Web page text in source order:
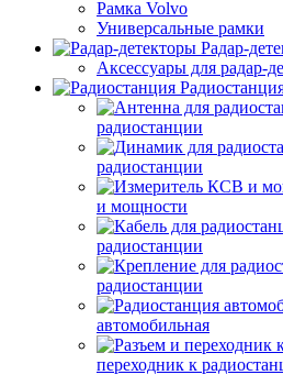
Рамка Volvo
Универсальные рамки
Радар-
Аксессуары для радар-
радиостанции
радиостанции
и мощности
радиостанции
радиостанции
автомобильная
переходник к